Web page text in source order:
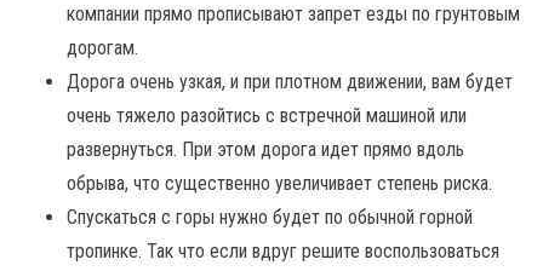
компании прямо прописывают запрет езды по грунтовым
дорогам.
Дорога очень узкая, и при плотном движении, вам будет
очень тяжело разойтись с встречной машиной или
развернуться. При этом дорога идет прямо вдоль
обрыва, что существенно увеличивает степень риска.
Спускаться с горы нужно будет по обычной горной
тропинке. Так что если вдруг решите воспользоваться